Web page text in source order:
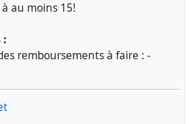
au moins 15!
:
remboursements à faire : -